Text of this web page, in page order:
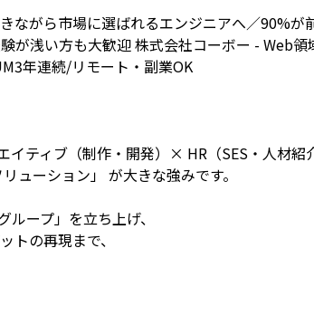
ながら市場に選ばれるエンジニアへ／90%
が浅い方も大歓迎 株式会社コーボー - Web
年連続/リモート・副業OK
ティブ（制作・開発）× HR（SES・人材紹
ューション」 が大きな強みです。
ープ」を立ち上げ、
トの再現まで、